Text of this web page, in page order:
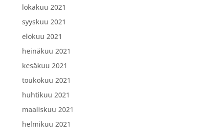
lokakuu 2021
syyskuu 2021
elokuu 2021
heinäkuu 2021
kesäkuu 2021
toukokuu 2021
huhtikuu 2021
maaliskuu 2021
helmikuu 2021